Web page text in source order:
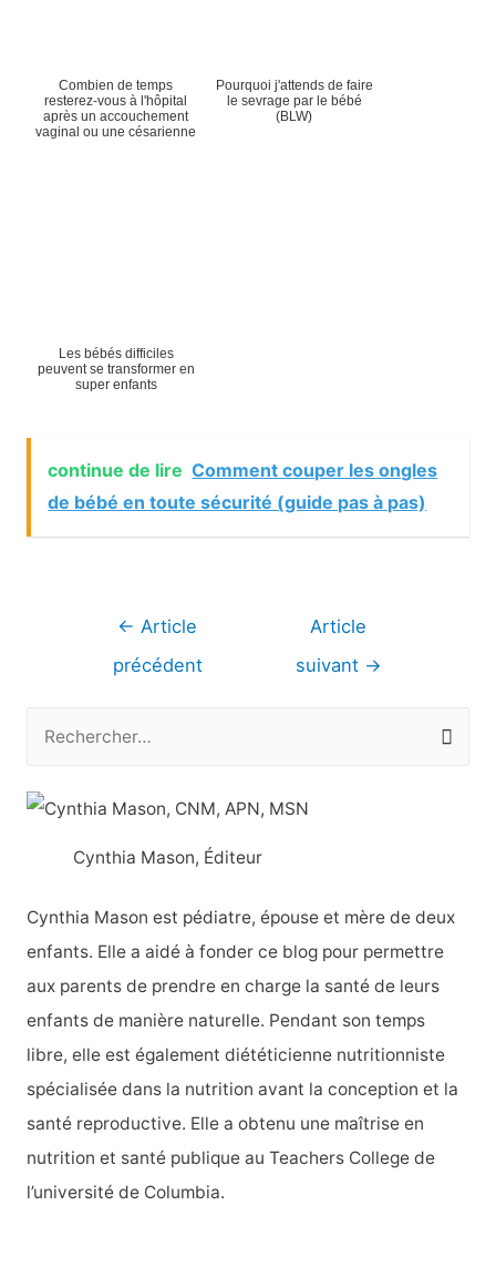
Combien de temps
resterez-vous à l'hôpital
après un accouchement
vaginal ou une césarienne
Pourquoi j'attends de faire
le sevrage par le bébé
(BLW)
Les bébés difficiles
peuvent se transformer en
super enfants
continue de lire Comment couper les ongles
de bébé en toute sécurité (guide pas à pas)
Navigation
← Article
précédent
Article
suivant →
c
c
h
e
r
:
Cynthia Mason, Éditeur
Cynthia Mason est pédiatre, épouse et mère de deux
enfants. Elle a aidé à fonder ce blog pour permettre
aux parents de prendre en charge la santé de leurs
enfants de manière naturelle. Pendant son temps
libre, elle est également diététicienne nutritionniste
spécialisée dans la nutrition avant la conception et la
santé reproductive. Elle a obtenu une maîtrise en
nutrition et santé publique au Teachers College de
l’université de Columbia.